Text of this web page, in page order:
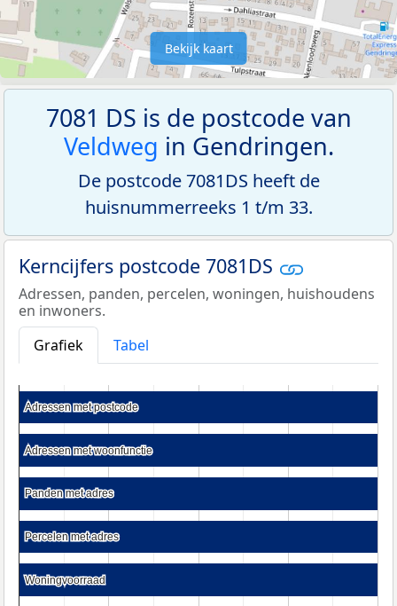
Bekijk kaart
7081 DS is de postcode van
Veldweg in Gendringen.
De postcode 7081DS heeft de
huisnummerreeks 1 t/m 33.
Kerncijfers postcode 7081DS
Adressen, panden, percelen, woningen, huishoudens
en inwoners.
Grafiek
Tabel
Adressen met postcode
Adressen met postcode
Adressen met woonfunctie
Adressen met woonfunctie
Panden met adres
Panden met adres
Percelen met adres
Percelen met adres
Woningvoorraad
Woningvoorraad